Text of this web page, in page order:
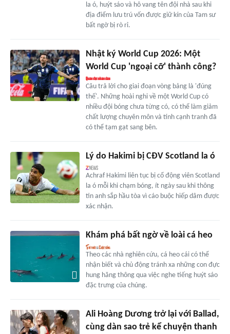
la ó, huýt sáo và hô vang tên đội nhà sau khi
địa điểm lưu trú vốn được giữ kín của Tam sư
bất ngờ bị rò rỉ.
Nhật ký World Cup 2026: Một
World Cup 'ngoại cỡ' thành công?
Câu trả lời cho giai đoạn vòng bảng là 'đúng
thế'. Những hoài nghi về một World Cup có
nhiều đội bóng chưa từng có, có thể làm giảm
chất lượng chuyên môn và tính cạnh tranh đã
có thể tạm gạt sang bên.
Lý do Hakimi bị CĐV Scotland la ó
Achraf Hakimi liên tục bị cổ động viên Scotland
la ó mỗi khi chạm bóng, ít ngày sau khi thông
tin anh sắp hầu tòa vì cáo buộc hiếp dâm được
xác nhận.
Khám phá bất ngờ về loài cá heo
Theo các nhà nghiên cứu, cá heo cái có thể
nhận biết và chủ động tránh xa những con đực
hung hăng thông qua việc nghe tiếng huýt sáo
đặc trưng của chúng.
Ali Hoàng Dương trở lại với Ballad,
cùng dàn sao trẻ kể chuyện thanh